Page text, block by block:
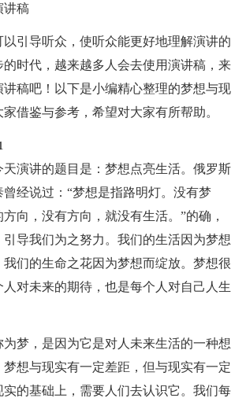
讲稿
以引导听众，使听众能更好地理解演讲的
的时代，越来越多人会去使用演讲稿，来
稿吧！以下是小编精心整理的梦想与现
借鉴与参考，希望对大家有所帮助。
天演讲的题目是：梦想点亮生活。俄罗斯
经说过：“梦想是指路明灯。没有梦
向，没有方向，就没有生活。”的确，
导我们为之努力。我们的生活因为梦想
们的生命之花因为梦想而绽放。梦想很
对未来的期待，也是每个人对自己人生
为梦，是因为它是对人未来生活的一种想
想与现实有一定差距，但与现实有一定
的基础上，需要人们去认识它。我们每